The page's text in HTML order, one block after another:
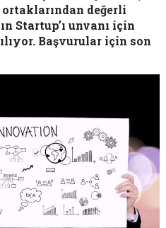
değerli
Startup’ı unvanı için
Başvurular için son